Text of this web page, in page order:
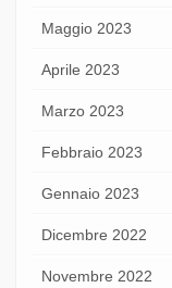
Maggio 2023
Aprile 2023
Marzo 2023
Febbraio 2023
Gennaio 2023
Dicembre 2022
Novembre 2022